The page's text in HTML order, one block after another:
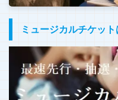
ミュージカルチケッ